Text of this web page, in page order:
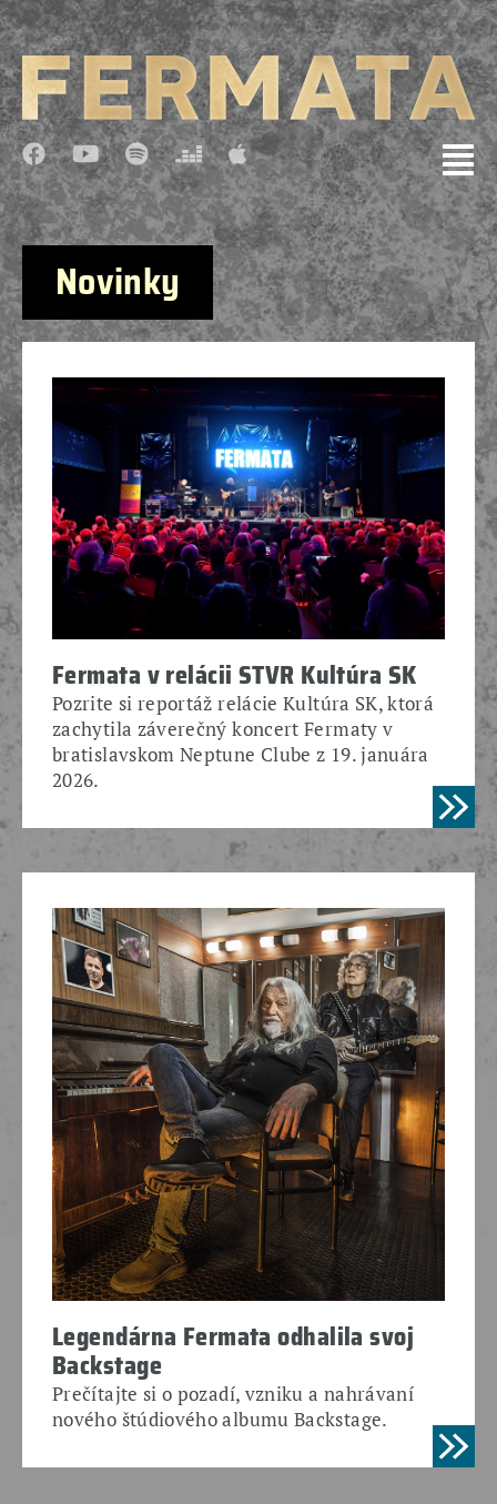
Novinky
Fermata v relácii STVR Kultúra SK
Pozrite si reportáž relácie Kultúra SK, ktorá
zachytila záverečný koncert Fermaty v
bratislavskom Neptune Clube z 19. januára
2026.
Legendárna Fermata odhalila svoj
Backstage
Prečítajte si o pozadí, vzniku a nahrávaní
nového štúdiového albumu Backstage.